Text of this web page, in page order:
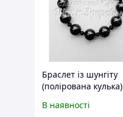
Браслет із шунгіту
(полірована кулька)
В наявності